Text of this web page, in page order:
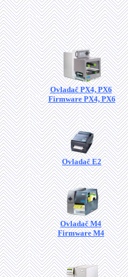
Ovladač PX4, PX6
Firmware PX4, PX6
Ovladač E2
Ovladač M4
Firmware M4